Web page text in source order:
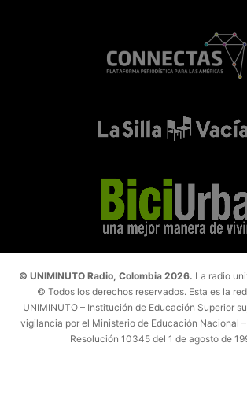
© UNIMINUTO Radio, Colombia 2026. La radio
© Todos los derechos reservados. Esta es la
UNIMINUTO – Institución de Educación Superior
vigilancia por el Ministerio de Educación Nacional
Resolución 10345 del 1 de agosto de